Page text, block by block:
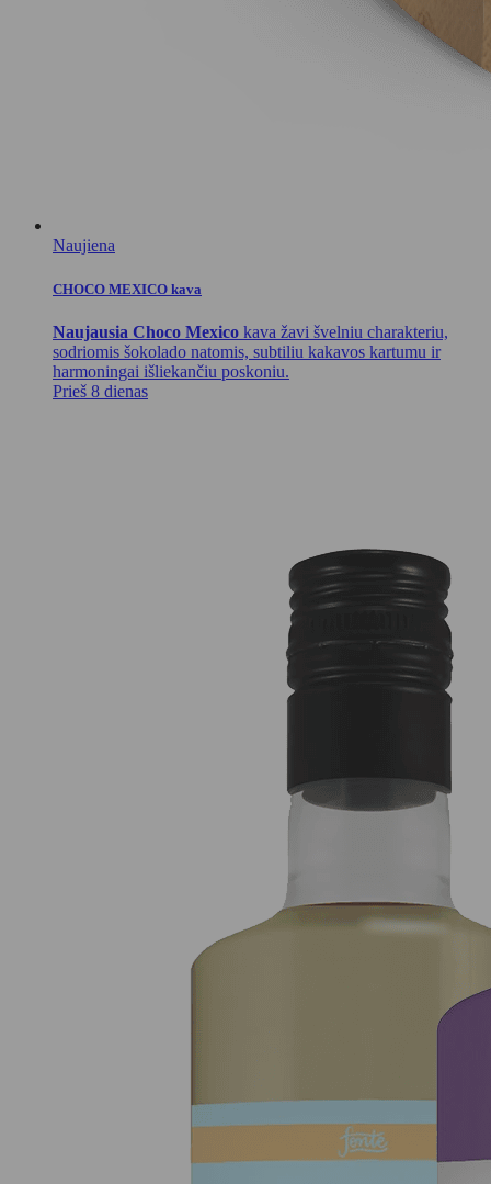
Naujiena
CHOCO MEXICO kava
Naujausia Choco Mexico kava žavi švelniu charakteriu,
sodriomis šokolado natomis, subtiliu kakavos kartumu ir
harmoningai išliekančiu poskoniu.
Prieš 8 dienas